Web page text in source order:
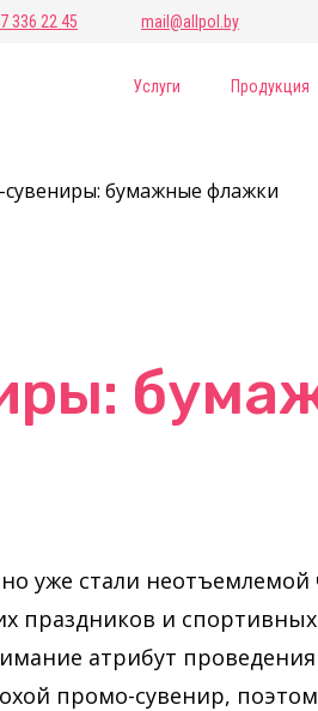
336 22 45 mail@allpol.by
Услуги Продукция
бумажные флажки
уже стали
праздников и
атрибут
промо-сувенир,